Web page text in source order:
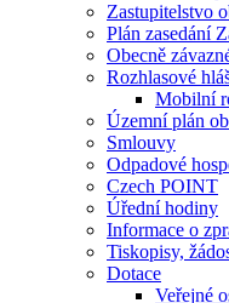
Zastupitelstvo
Plán zasedání
Obecně
Rozhlasové
Mobilní
Územní plán
Smlouvy
Odpadové
Czech POINT
Úřední hodiny
Informace o
Tiskopisy,
Dotace
Veřejné